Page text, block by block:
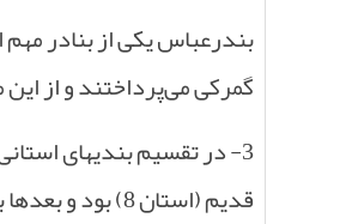
بندرعباس یکی از بنادر
گمرکی می‌پرداختند و از این
3- در تقسیم بندیهای
قدیم (استان 8) بود و بعدها به عنوان استان ساحلی و سپس هرمزگان مستقل گردید.